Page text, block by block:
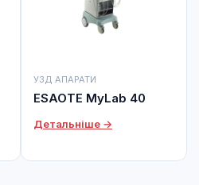
УЗД АПАРАТИ
ESAOTE MyLab 40
Детальніше →